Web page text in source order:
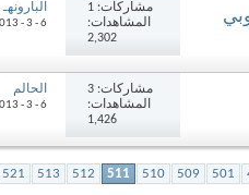
مشاركات: 1
المشاهدات:
2,302
البارونهـ
6 - 3 - 2013,
مشاركات: 3
المشاهدات:
1,426
الحالم
6 - 3 - 2013,
501
509
510
511
512
513
521